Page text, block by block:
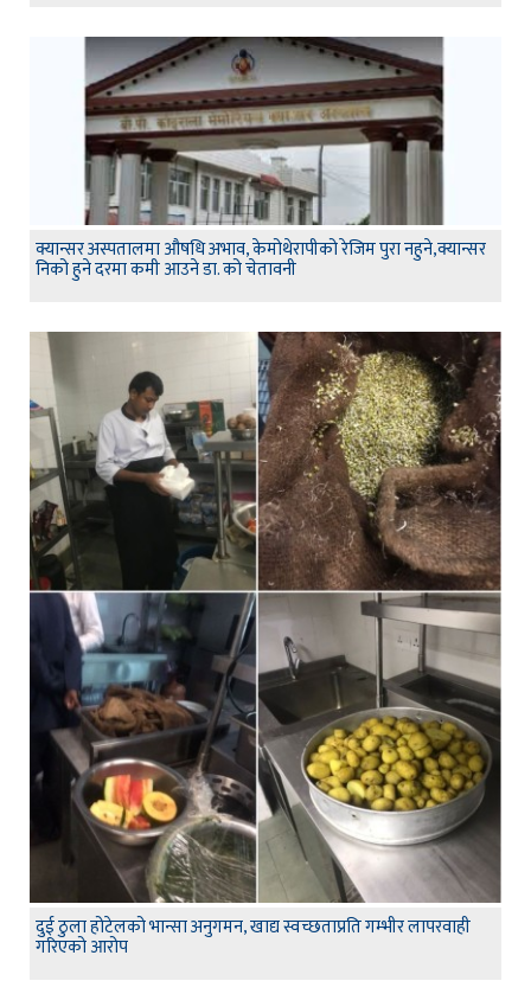
क्यान्सर अस्पतालमा औषधि अभाव, केमोथेरापीको रेजिम पुरा नहुने,क्यान्सर
निको हुने दरमा कमी आउने डा. को चेतावनी
दुई ठुला होटेलको भान्सा अनुगमन, खाद्य स्वच्छताप्रति गम्भीर लापरवाही
गरिएको आरोप